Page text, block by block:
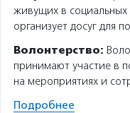
живущих в социальных
организует досуг для
Волонтерство:
принимают участие в
на мероприятиях и
Подробнее